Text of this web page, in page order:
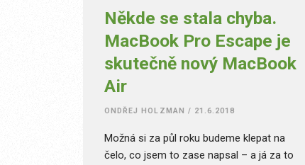
Někde se stala chyba.
MacBook Pro Escape je
skutečně nový MacBook
Air
ONDŘEJ HOLZMAN / 21.6.2018
Možná si za půl roku budeme klepat na
čelo, co jsem to zase napsal – a já za to